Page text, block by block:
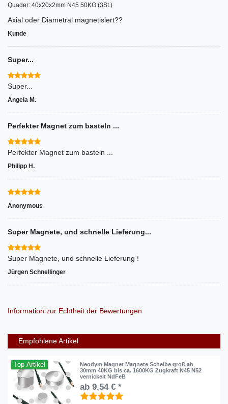
Quader: 40x20x2mm N45 50KG (3St.)
Axial oder Diametral magnetisiert??
Kunde
Super...
Super...
Angela M.
Perfekter Magnet zum basteln ...
Perfekter Magnet zum basteln ...
Philipp H.
Anonymous
Super Magnete, und schnelle Lieferung...
Super Magnete, und schnelle Lieferung !
Jürgen Schnellinger
Information zur Echtheit der Bewertungen
Empfohlene Artikel
Top-Artikel
Neodym Magnet Magnete Scheibe groß ab
30mm 40KG bis ca. 1600KG Zugkraft N45 N52
vernickelt NdFeB
ab 9,54 € *